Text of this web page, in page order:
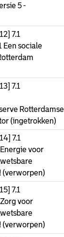
5 -
7.1
Een sociale
7.1
Rotterdamse
(ingetrokken)
7.1
voor
(verworpen)
7.1
voor
(verworpen)